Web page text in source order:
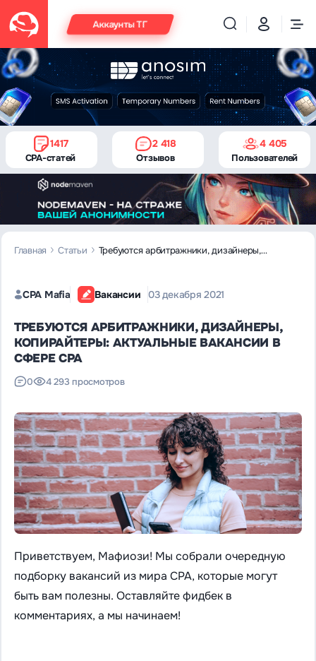
Аккаунты ТГ
1417
CPA-статей
2 418
Отзывов
4 405
Пользователей
Главная Статьи
Требуются арбитражники, дизайнеры,
CPA Mafia Вакансии 03 декабря 2021
ТРЕБУЮТСЯ АРБИТРАЖНИКИ, ДИЗАЙНЕРЫ,
КОПИРАЙТЕРЫ: АКТУАЛЬНЫЕ ВАКАНСИИ В
СФЕРЕ CPA
0 4 293 просмотров
Приветствуем, Мафиози! Мы собрали очередную
подборку вакансий из мира CPA, которые могут
быть вам полезны. Оставляйте фидбек в
комментариях, а мы начинаем!